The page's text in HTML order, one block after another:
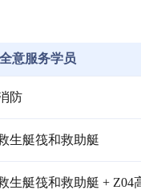
意服务学员
防
生艇筏和救助艇
生艇筏和救助艇 + Z04